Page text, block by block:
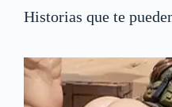
Historias que te